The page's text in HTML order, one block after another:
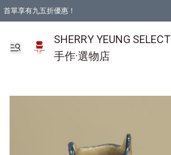
首單享有九五折優惠！
SHERRY YEUNG SELECT
手作·選物店